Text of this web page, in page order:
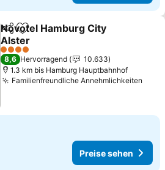
TeilenZu Favoriten hinzufügen
Novotel Hamburg City
Alster
4 Sterne
8,6 Hervorragend
10.633
1.3 km bis Hamburg Hauptbahnhof
Familienfreundliche Annehmlichkeiten
Preise sehen